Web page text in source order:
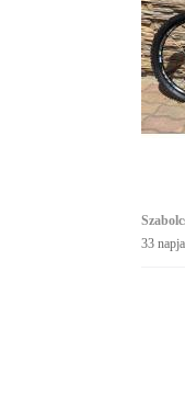
33 napja